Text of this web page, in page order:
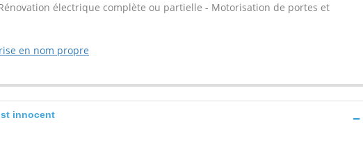
électrique complète ou partielle - Motorisation de portes et
en nom propre
innocent